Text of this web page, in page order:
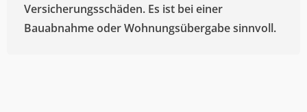
Versicherungsschäden. Es ist bei einer
Bauabnahme oder Wohnungsübergabe sinnvoll.